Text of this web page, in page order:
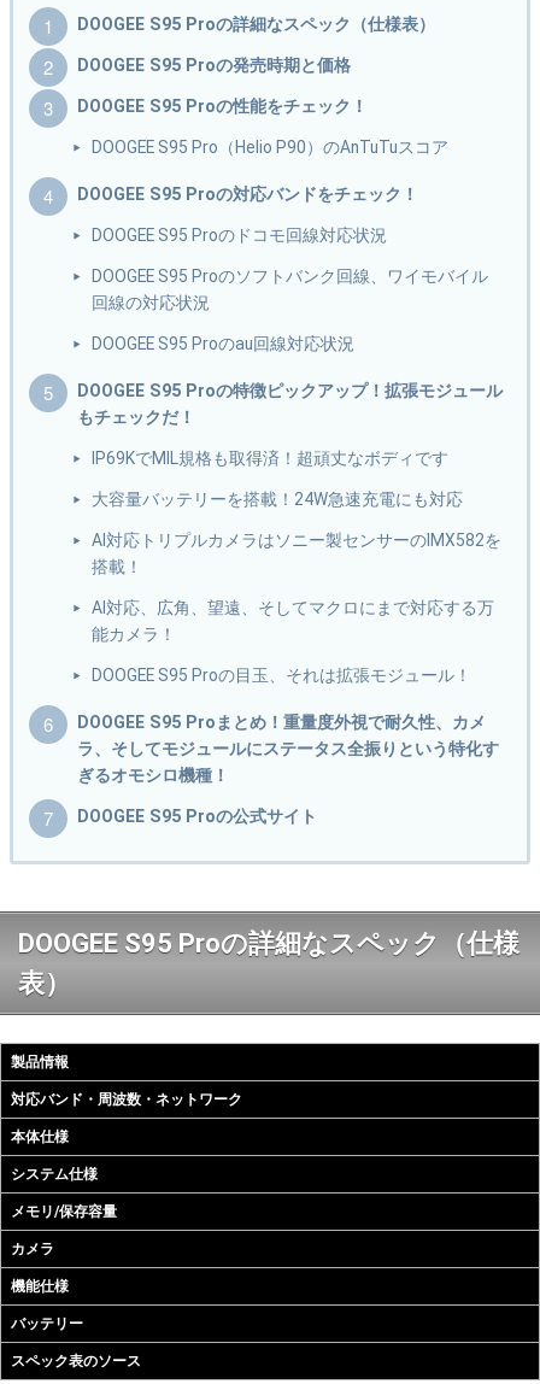
DOOGEE S95 Proの詳細なスペック（仕様表）
DOOGEE S95 Proの発売時期と価格
DOOGEE S95 Proの性能をチェック！
DOOGEE S95 Pro（Helio P90）のAnTuTuスコア
DOOGEE S95 Proの対応バンドをチェック！
DOOGEE S95 Proのドコモ回線対応状況
DOOGEE S95 Proのソフトバンク回線、ワイモバイル
回線の対応状況
DOOGEE S95 Proのau回線対応状況
DOOGEE S95 Proの特徴ピックアップ！拡張モジュール
もチェックだ！
IP69KでMIL規格も取得済！超頑丈なボディです
大容量バッテリーを搭載！24W急速充電にも対応
AI対応トリプルカメラはソニー製センサーのIMX582を
搭載！
AI対応、広角、望遠、そしてマクロにまで対応する万
能カメラ！
DOOGEE S95 Proの目玉、それは拡張モジュール！
DOOGEE S95 Proまとめ！重量度外視で耐久性、カメ
ラ、そしてモジュールにステータス全振りという特化す
ぎるオモシロ機種！
DOOGEE S95 Proの公式サイト
DOOGEE S95 Proの詳細なスペック（仕様
表）
製品情報
対応バンド・周波数・ネットワーク
本体仕様
システム仕様
メモリ/保存容量
カメラ
機能仕様
バッテリー
スペック表のソース